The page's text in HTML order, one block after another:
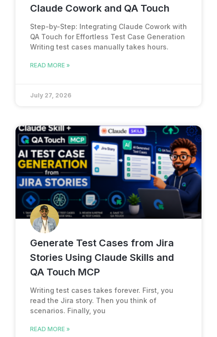
Claude Cowork and QA Touch
Step-by-Step: Integrating Claude Cowork with
QA Touch for Effortless Test Case Generation
Writing test cases manually takes hours.
READ MORE »
July 27, 2026
Generate Test Cases from Jira
Stories Using Claude Skills and
QA Touch MCP
Writing test cases takes forever. First, you
read the Jira story. Then you think of
scenarios. Finally, you
READ MORE »